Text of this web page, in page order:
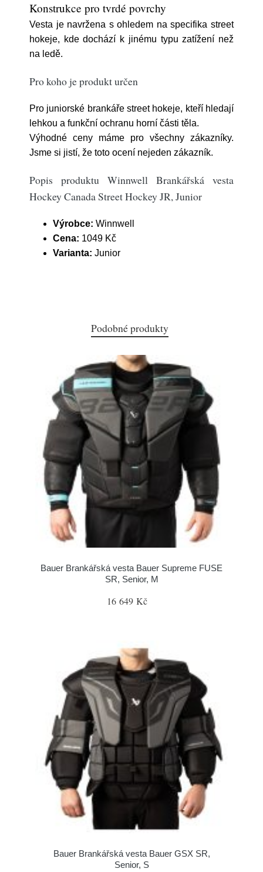
Konstrukce pro tvrdé povrchy
Vesta je navržena s ohledem na specifika street
hokeje, kde dochází k jinému typu zatížení než
na ledě.
Pro koho je produkt určen
Pro juniorské brankáře street hokeje, kteří hledají
lehkou a funkční ochranu horní části těla.
Výhodné ceny máme pro všechny zákazníky.
Jsme si jistí, že toto ocení nejeden zákazník.
Popis produktu Winnwell Brankářská vesta
Hockey Canada Street Hockey JR, Junior
Výrobce: Winnwell
Cena: 1049 Kč
Varianta: Junior
Podobné produkty
Bauer Brankářská vesta Bauer Supreme FUSE
SR, Senior, M
16 649 Kč
Bauer Brankářská vesta Bauer GSX SR,
Senior, S